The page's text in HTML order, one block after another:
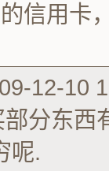
信用卡
12-10
分东西
呢.